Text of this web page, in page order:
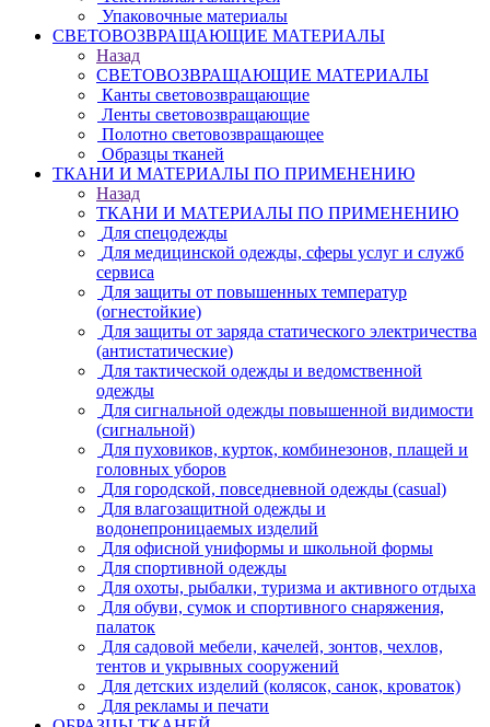
Упаковочные материалы
СВЕТОВОЗВРАЩАЮЩИЕ МАТЕРИАЛЫ
Назад
СВЕТОВОЗВРАЩАЮЩИЕ МАТЕРИАЛЫ
Канты световозвращающие
Ленты световозвращающие
Полотно световозвращающее
Образцы тканей
ТКАНИ И МАТЕРИАЛЫ ПО ПРИМЕНЕНИЮ
Назад
ТКАНИ И МАТЕРИАЛЫ ПО ПРИМЕНЕНИЮ
Для спецодежды
Для медицинской одежды, сферы услуг и служб
сервиса
Для защиты от повышенных температур
(огнестойкие)
Для защиты от заряда статического электричества
(антистатические)
Для тактической одежды и ведомственной
одежды
Для сигнальной одежды повышенной видимости
(сигнальной)
Для пуховиков, курток, комбинезонов, плащей и
головных уборов
Для городской, повседневной одежды (casual)
Для влагозащитной одежды и
водонепроницаемых изделий
Для офисной униформы и школьной формы
Для спортивной одежды
Для охоты, рыбалки, туризма и активного отдыха
Для обуви, сумок и спортивного снаряжения,
палаток
Для садовой мебели, качелей, зонтов, чехлов,
тентов и укрывных сооружений
Для детских изделий (колясок, санок, кроваток)
Для рекламы и печати